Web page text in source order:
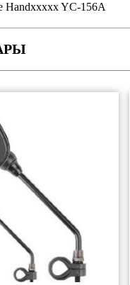
Handxxxxx YC-156A